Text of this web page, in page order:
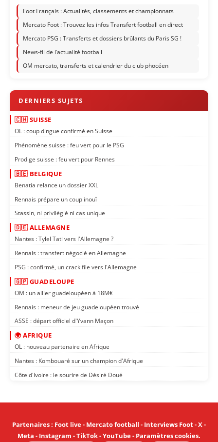
Foot Français : Actualités, classements et championnats
Mercato Foot : Trouvez les infos Transfert football en direct
Mercato PSG : Transferts et dossiers brûlants du Paris SG !
News-fil de l’actualité football
OM mercato, transferts et calendrier du club phocéen
🇨🇭 SUISSE
OL : coup dingue confirmé en Suisse
Phénomène suisse : feu vert pour le PSG
Prodige suisse : feu vert pour Rennes
🇧🇪 BELGIQUE
Benatia relance un dossier XXL
Rennais prépare un coup inouï
Stassin, ni privilégié ni cas unique
🇩🇪 ALLEMAGNE
Nantes : Tylel Tati vers l'Allemagne ?
Rennais : transfert négocié en Allemagne
PSG : confirmé, un crack file vers l'Allemagne
🇬🇵 GUADELOUPE
OM : un ailier guadeloupéen à 18M€
Rennais : meneur de jeu guadeloupéen trouvé
ASSE : départ officiel d'Yvann Maçon
🌍 AFRIQUE
OL : nouveau partenaire en Afrique
Nantes : Kombouaré sur un champion d'Afrique
Côte d'Ivoire : le sourire de Désiré Doué
Partenaires: Foot live- Mercato football - Interviews Foot-X-
Meta - Instagram -TikTok-YouTube- Paramètres cookies.